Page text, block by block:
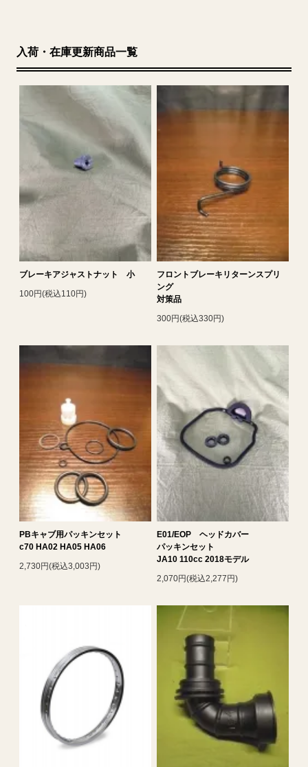
入荷・在庫更新商品一覧
ブレーキアジャストナット 小
100円(税込110円)
フロントブレーキリターンスプリ
ング
対策品
300円(税込330円)
PBキャブ用パッキンセット
c70 HA02 HA05 HA06
2,730円(税込3,003円)
E01/EOP ヘッドカバー
パッキンセット
JA10 110cc 2018モデル
2,070円(税込2,277円)